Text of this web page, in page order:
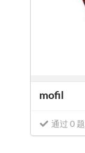
mofil
通过 0 题